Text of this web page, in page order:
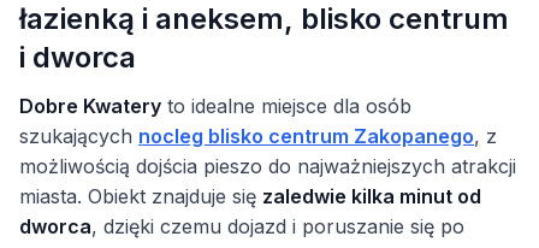
łazienką i aneksem, blisko centrum
i dworca
Dobre Kwatery to idealne miejsce dla osób
szukających nocleg blisko centrum Zakopanego, z
możliwością dojścia pieszo do najważniejszych atrakcji
miasta. Obiekt znajduje się zaledwie kilka minut od
dworca, dzięki czemu dojazd i poruszanie się po